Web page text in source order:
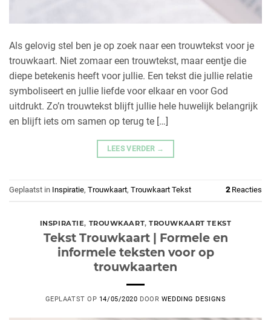
Als gelovig stel ben je op zoek naar een trouwtekst voor je
trouwkaart. Niet zomaar een trouwtekst, maar eentje die
diepe betekenis heeft voor jullie. Een tekst die jullie relatie
symboliseert en jullie liefde voor elkaar en voor God
uitdrukt. Zo’n trouwtekst blijft jullie hele huwelijk belangrijk
en blijft iets om samen op terug te […]
LEES VERDER →
Geplaatst in Inspiratie, Trouwkaart, Trouwkaart Tekst 2Reacties
INSPIRATIE, TROUWKAART,TROUWKAART TEKST
Tekst Trouwkaart | Formele en
informele teksten voor op
trouwkaarten
GEPLAATST OP 14/05/2020 DOOR WEDDING DESIGNS